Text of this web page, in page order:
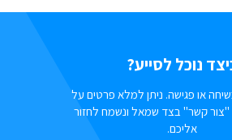
נוכל לסייע?
או פגישה. ניתן למלא פרטים על
"צור קשר" בצד שמאל ונשמח לחזור
אליכם.